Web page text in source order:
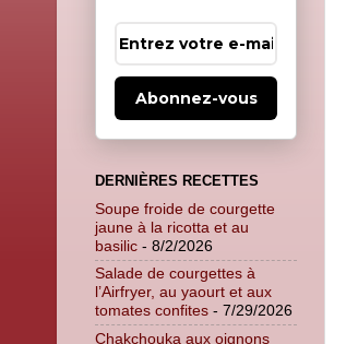
Abonnez-vous
DERNIÈRES RECETTES
Soupe froide de courgette
jaune à la ricotta et au
basilic - 8/2/2026
Salade de courgettes à
l’Airfryer, au yaourt et aux
tomates confites - 7/29/2026
Chakchouka aux oignons